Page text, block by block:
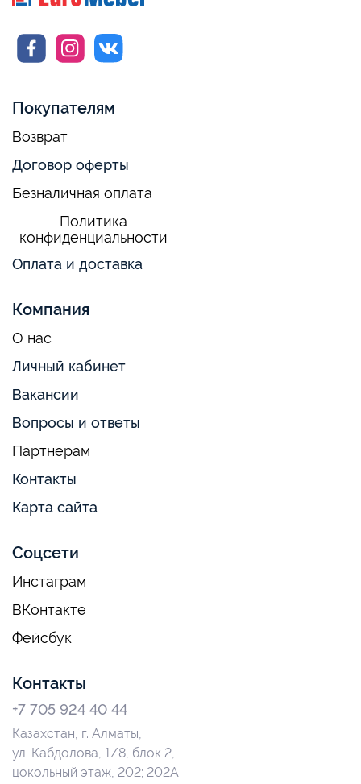
Покупателям
Возврат
Договор оферты
Безналичная оплата
Политика
конфиденциальности
Оплата и доставка
Компания
О нас
Личный кабинет
Вакансии
Вопросы и ответы
Партнерам
Контакты
Карта сайта
Соцсети
Инстаграм
ВКонтакте
Фейсбук
Контакты
+7 705 924 40 44
Казахстан, г. Алматы,
ул. Кабдолова, 1/8, блок 2,
цокольный этаж, 202; 202А.